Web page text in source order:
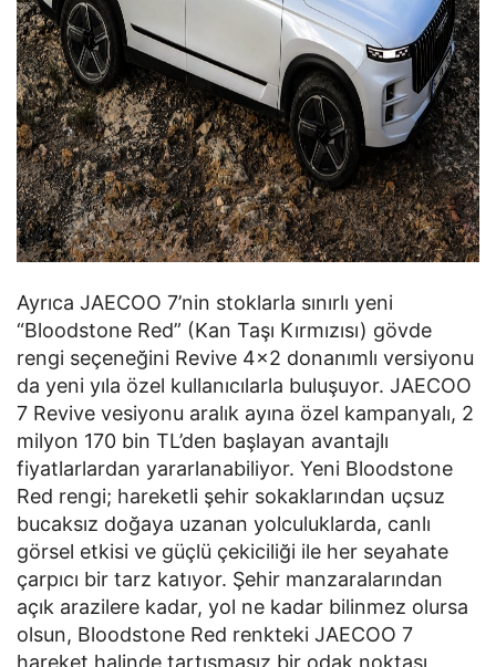
Ayrıca JAECOO 7’nin stoklarla sınırlı yeni
“Bloodstone Red” (Kan Taşı Kırmızısı) gövde
rengi seçeneğini Revive 4x2 donanımlı versiyonu
da yeni yıla özel kullanıcılarla buluşuyor. JAECOO
7 Revive vesiyonu aralık ayına özel kampanyalı, 2
milyon 170 bin TL’den başlayan avantajlı
fiyatlarlardan yararlanabiliyor. Yeni Bloodstone
Red rengi; hareketli şehir sokaklarından uçsuz
bucaksız doğaya uzanan yolculuklarda, canlı
görsel etkisi ve güçlü çekiciliği ile her seyahate
çarpıcı bir tarz katıyor. Şehir manzaralarından
açık arazilere kadar, yol ne kadar bilinmez olursa
olsun, Bloodstone Red renkteki JAECOO 7
hareket halinde tartışmasız bir odak noktası